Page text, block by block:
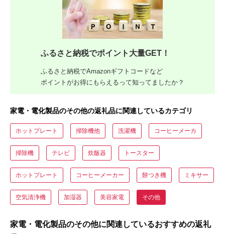
ふるさと納税でポイント大量GET！
ふるさと納税でAmazonギフトコードなど
ポイントがお得にもらえるって知ってましたか？
家電・電化製品のその他の返礼品に関連しているカテゴリ
ホットプレート 掃除機他 洗濯機 コーヒーメーカ
掃除機 テレビ 炊飯器 トースター
ホットプレート コーヒーメーカー 餅つき機 ミキサー
空気清浄機 加湿器 美容家電 その他
家電・電化製品のその他に関連しているおすすめの返礼